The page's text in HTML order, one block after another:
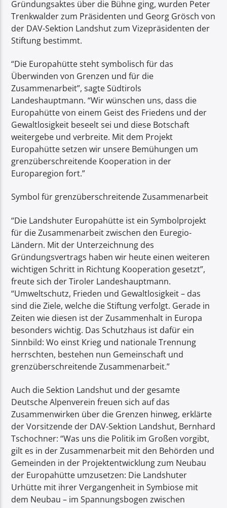
Gründungsaktes über die Bühne ging, wurden Peter
Trenkwalder zum Präsidenten und Georg Grösch von
der DAV-Sektion Landshut zum Vizepräsidenten der
Stiftung bestimmt.
“Die Europahütte steht symbolisch für das
Überwinden von Grenzen und für die
Zusammenarbeit”, sagte Südtirols
Landeshauptmann. “Wir wünschen uns, dass die
Europahütte von einem Geist des Friedens und der
Gewaltlosigkeit beseelt sei und diese Botschaft
weitergebe und verbreite. Mit dem Projekt
Europahütte setzen wir unsere Bemühungen um
grenzüberschreitende Kooperation in der
Europaregion fort.”
Symbol für grenzüberschreitende Zusammenarbeit
“Die Landshuter Europahütte ist ein Symbolprojekt
für die Zusammenarbeit zwischen den Euregio-
Ländern. Mit der Unterzeichnung des
Gründungsvertrags haben wir heute einen weiteren
wichtigen Schritt in Richtung Kooperation gesetzt”,
freute sich der Tiroler Landeshauptmann.
“Umweltschutz, Frieden und Gewaltlosigkeit – das
sind die Ziele, welche die Stiftung verfolgt. Gerade in
Zeiten wie diesen ist der Zusammenhalt in Europa
besonders wichtig. Das Schutzhaus ist dafür ein
Sinnbild: Wo einst Krieg und nationale Trennung
herrschten, bestehen nun Gemeinschaft und
grenzüberschreitende Zusammenarbeit.”
Auch die Sektion Landshut und der gesamte
Deutsche Alpenverein freuen sich auf das
Zusammenwirken über die Grenzen hinweg, erklärte
der Vorsitzende der DAV-Sektion Landshut, Bernhard
Tschochner: “Was uns die Politik im Großen vorgibt,
gilt es in der Zusammenarbeit mit den Behörden und
Gemeinden in der Projektentwicklung zum Neubau
der Europahütte umzusetzen: Die Landshuter
Urhütte mit ihrer Vergangenheit in Symbiose mit
dem Neubau – im Spannungsbogen zwischen